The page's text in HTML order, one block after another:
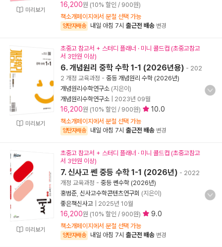
미리보기
16,200원 (10% 할인 / 900원)
책소개페이지에서 분철 선택 가능
양탄자배송 내일 아침 7시 출근전 배송 변경
미리보기
초중고 참고서 + 스터디 플래너 · 미니 콜드컵 (초중고참고
서 3만원 이상)
6. 개념원리 중학 수학 1-1 (2026년용) - 202
2 개정 교육과정 - 중등 개념원리 수학 (2026년)
개념원리수학연구소 (지은이)
개념원리수학연구소
2023년 09월
16,200원 (10% 할인 / 900원) 10.0
책소개페이지에서 분철 선택 가능
양탄자배송 내일 아침 7시 출근전 배송 변경
미리보기
초중고 참고서 + 스터디 플래너 · 미니 콜드컵 (초중고참고
서 3만원 이상)
7. 신사고 쎈 중등 수학 1-1 (2026년) - 2022
개정 교육과정 - 중등 쎈수학 (2026년)
홍범준 신사고수학콘텐츠연구회 (지은이)
좋은책신사고
2025년 10월
16,200원 (10% 할인 / 900원) 9.0
책소개페이지에서 분철 선택 가능
양탄자배송 내일 아침 7시 출근전 배송 변경